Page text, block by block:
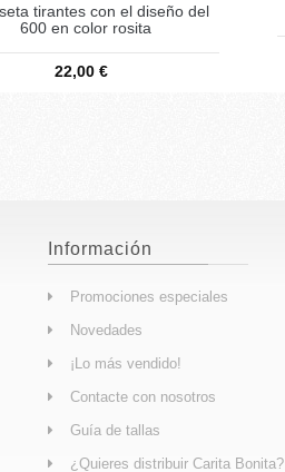
tirantes con el diseño del
600 en color rosita
22,00 €
Información
Promociones especiales
Novedades
¡Lo más vendido!
Contacte con nosotros
Guía de tallas
¿Quieres distribuir Carita Bonita?